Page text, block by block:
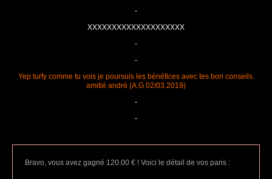
-
XXXXXXXXXXXXXXXXXXXX
-
-
Yep turfy comme tu vois je poursuis les bénéfices avec tes bon conseils.
amitié andré (A.G 02/03.2019)
-
-
Bravo, vous avez gagné 120.00 € ! Voici le détail de vos paris :